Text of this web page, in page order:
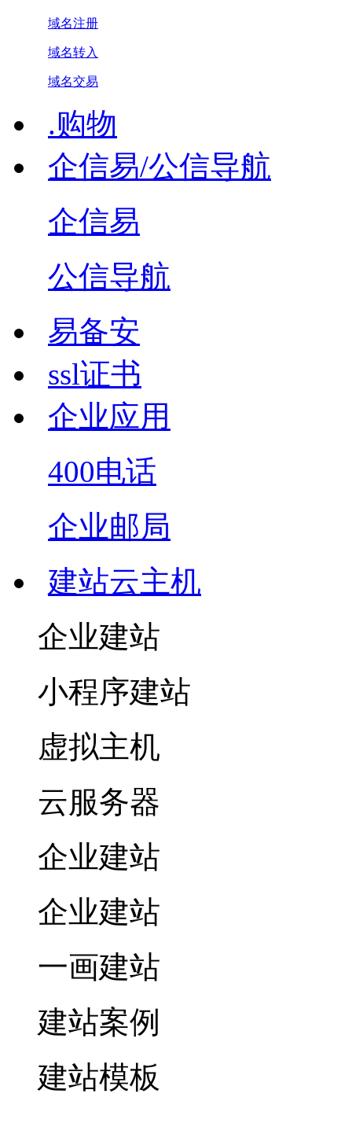
域名注册
域名转入
域名交易
.购物
企信易/公信导航
企信易
公信导航
易备安
ssl证书
企业应用
400电话
企业邮局
建站云主机
企业建站
小程序建站
虚拟主机
云服务器
企业建站
企业建站
一画建站
建站案例
建站模板